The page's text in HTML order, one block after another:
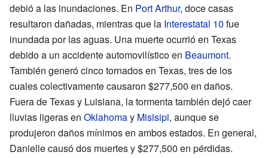
debió a las inundaciones. En Port Arthur, doce casas
resultaron dañadas, mientras que la Interestatal 10 fue
inundada por las aguas. Una muerte ocurrió en Texas
debido a un accidente automovilístico en Beaumont.
También generó cinco tornados en Texas, tres de los
cuales colectivamente causaron $277,500 en daños.
Fuera de Texas y Luisiana, la tormenta también dejó caer
lluvias ligeras en Oklahomay Misisipi, aunque se
produjeron daños mínimos en ambos estados. En general,
Danielle causó dos muertes y $277,500 en pérdidas.